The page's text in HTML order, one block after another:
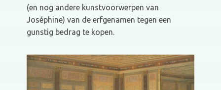
(en nog andere kunstvoorwerpen van
Joséphine) van de erfgenamen tegen een
gunstig bedrag te kopen.